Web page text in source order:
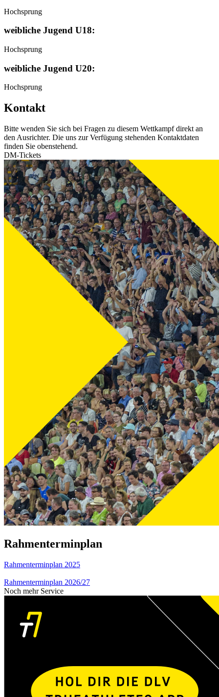
Hochsprung
weibliche Jugend U18:
Hochsprung
weibliche Jugend U20:
Hochsprung
Kontakt
Bitte wenden Sie sich bei Fragen zu diesem Wettkampf direkt an
den Ausrichter. Die uns zur Verfügung stehenden Kontaktdaten
finden Sie obenstehend.
DM-Tickets
Rahmenterminplan
Rahmenterminplan 2025
Rahmenterminplan 2026/27
Noch mehr Service